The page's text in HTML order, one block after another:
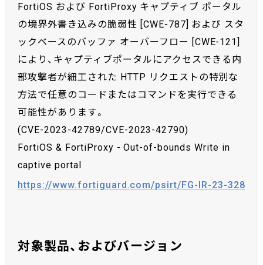
FortiOS および FortiProxy キャプティブ ポータル
の境界外書き込みの脆弱性 [CWE-787] および スタ
ックベースのバッファ オーバーフロー [CWE-121]
により、キャプティブポータルにアクセスできる内
部攻撃者が細工された HTTP リクエストの特別な
方法で任意のコードまたはコマンドを実行できる
可能性があります。
(CVE-2023-42789/CVE-2023-42790)
FortiOS & FortiProxy - Out-of-bounds Write in
captive portal
https://www.fortiguard.com/psirt/FG-IR-23-328
対象製品、およびバージョン